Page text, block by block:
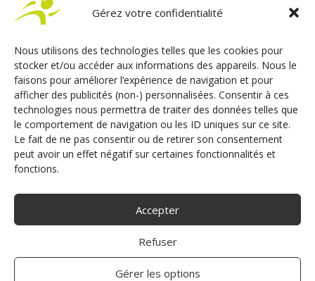
Gérez votre confidentialité
Nous utilisons des technologies telles que les cookies pour
stocker et/ou accéder aux informations des appareils. Nous le
faisons pour améliorer l’expérience de navigation et pour
afficher des publicités (non-) personnalisées. Consentir à ces
technologies nous permettra de traiter des données telles que
le comportement de navigation ou les ID uniques sur ce site.
Le fait de ne pas consentir ou de retirer son consentement
peut avoir un effet négatif sur certaines fonctionnalités et
fonctions.
Accepter
Refuser
Gérer les options
auto-école
Contactez-nous
Conduire avec un handicap